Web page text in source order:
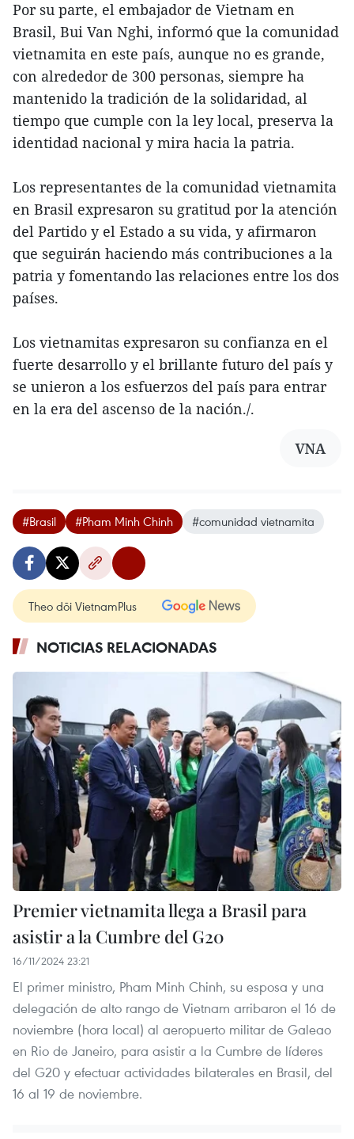
Por su parte, el embajador de Vietnam en
Brasil, Bui Van Nghi, informó que la comunidad
vietnamita en este país, aunque no es grande,
con alrededor de 300 personas, siempre ha
mantenido la tradición de la solidaridad, al
tiempo que cumple con la ley local, preserva la
identidad nacional y mira hacia la patria.
Los representantes de la comunidad vietnamita
en Brasil expresaron su gratitud por la atención
del Partido y el Estado a su vida, y afirmaron
que seguirán haciendo más contribuciones a la
patria y fomentando las relaciones entre los dos
países.
Los vietnamitas expresaron su confianza en el
fuerte desarrollo y el brillante futuro del país y
se unieron a los esfuerzos del país para entrar
en la era del ascenso de la nación./.
VNA
#Brasil #Pham Minh Chinh #comunidad vietnamita
Theo dõi VietnamPlus
NOTICIAS RELACIONADAS
Premier vietnamita llega a Brasil para
asistir a la Cumbre del G20
16/11/2024 23:21
El primer ministro, Pham Minh Chinh, su esposa y una
delegación de alto rango de Vietnam arribaron el 16 de
noviembre (hora local) al aeropuerto militar de Galeao
en Rio de Janeiro, para asistir a la Cumbre de líderes
del G20 y efectuar actividades bilaterales en Brasil, del
16 al 19 de noviembre.